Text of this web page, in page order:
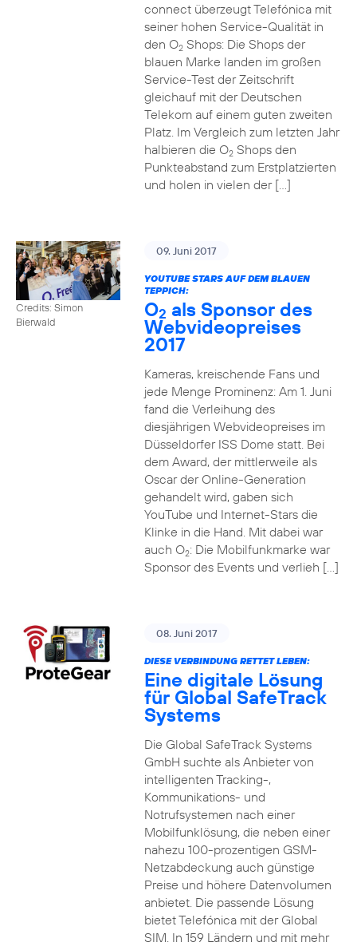
connect überzeugt Telefónica mit
seiner hohen Service-Qualität in
den O2Shops: Die Shops der
blauen Marke landen im großen
Service-Test der Zeitschrift
gleichauf mit der Deutschen
Telekom auf einem guten zweiten
Platz. Im Vergleich zum letzten Jahr
halbieren die O2Shops den
Punkteabstand zum Erstplatzierten
und holen in vielen der […]
Credits: Simon
Bierwald
09. Juni 2017
YOUTUBE STARS AUF DEM BLAUEN
TEPPICH:
O2 als Sponsor des
Webvideopreises
2017
Kameras, kreischende Fans und
jede Menge Prominenz: Am 1. Juni
fand die Verleihung des
diesjährigen Webvideopreises im
Düsseldorfer ISS Dome statt. Bei
dem Award, der mittlerweile als
Oscar der Online-Generation
gehandelt wird, gaben sich
YouTube und Internet-Stars die
Klinke in die Hand. Mit dabei war
auch O2: Die Mobilfunkmarke war
Sponsor des Events und verlieh […]
08. Juni 2017
DIESE VERBINDUNG RETTET LEBEN:
Eine digitale Lösung
für Global SafeTrack
Systems
Die Global SafeTrack Systems
GmbH suchte als Anbieter von
intelligenten Tracking-,
Kommunikations- und
Notrufsystemen nach einer
Mobilfunklösung, die neben einer
nahezu 100-prozentigen GSM-
Netzabdeckung auch günstige
Preise und höhere Datenvolumen
anbietet. Die passende Lösung
bietet Telefónica mit der Global
SIM. In 159 Ländern und mit mehr